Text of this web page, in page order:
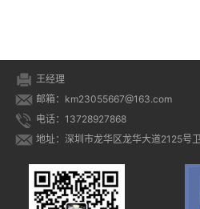
王经理
邮箱：km23055667@163.com
电话：13728927868
地址：深圳市龙华区龙华大道2125号